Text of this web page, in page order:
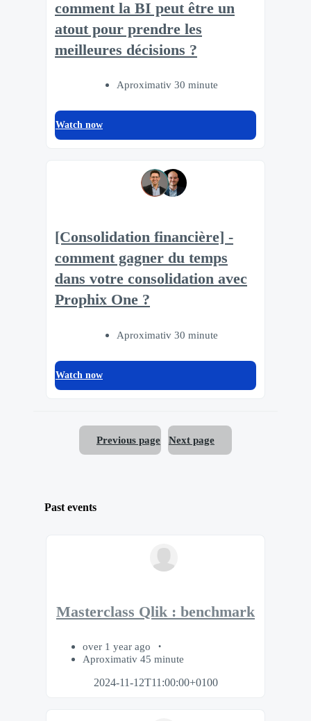
comment la BI peut être un
atout pour prendre les
meilleures décisions ?
Aproximativ 30 minute
Watch now
[Consolidation financière] -
comment gagner du temps
dans votre consolidation avec
Prophix One ?
Aproximativ 30 minute
Watch now
Previous page Next page
Past events
Masterclass Qlik : benchmark
over 1 year ago
Aproximativ 45 minute
2024-11-12T11:00:00+0100